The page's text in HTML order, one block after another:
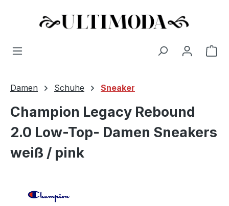
Zum Hauptinhalt springen
Damen Schuhe Sneaker
Champion Legacy Rebound
2.0 Low-Top- Damen Sneakers
weiß / pink